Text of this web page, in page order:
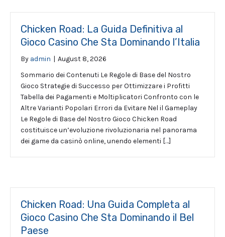
Chicken Road: La Guida Definitiva al
Gioco Casino Che Sta Dominando l’Italia
By admin | August 8, 2026
Sommario dei Contenuti Le Regole di Base del Nostro
Gioco Strategie di Successo per Ottimizzare i Profitti
Tabella dei Pagamenti e Moltiplicatori Confronto con le
Altre Varianti Popolari Errori da Evitare Nel il Gameplay
Le Regole di Base del Nostro Gioco Chicken Road
costituisce un’evoluzione rivoluzionaria nel panorama
dei game da casinò online, unendo elementi […]
Chicken Road: Una Guida Completa al
Gioco Casino Che Sta Dominando il Bel
Paese